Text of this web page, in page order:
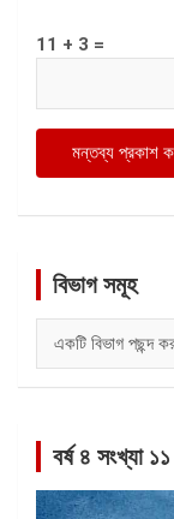
11 + 3 =
বিভাগ সমূহ
সমূহ
বর্ষ ৪ সংখ্যা